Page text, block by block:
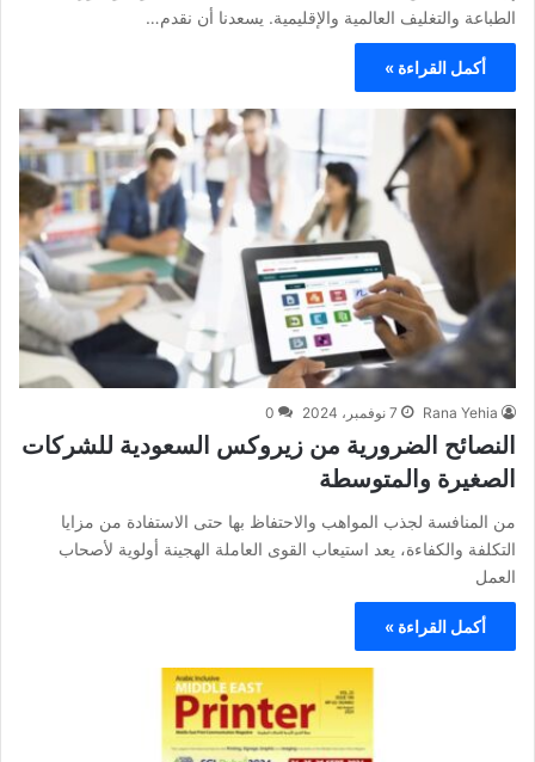
الطباعة والتغليف العالمية والإقليمية. يسعدنا أن نقدم…
أكمل القراءة »
Rana Yehia 7 نوفمبر، 2024 0
النصائح الضرورية من زيروكس السعودية للشركات
الصغيرة والمتوسطة
من المنافسة لجذب المواهب والاحتفاظ بها حتى الاستفادة من مزايا
التكلفة والكفاءة، يعد استيعاب القوى العاملة الهجينة أولوية لأصحاب
العمل
أكمل القراءة »